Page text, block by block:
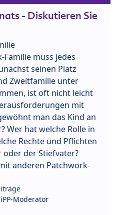
- Diskutieren Sie
muss jedes
seinen Platz
Zweitfamilie unter
ist oft nicht leicht
mit
man das Kind an
Wer hat welche Rolle in
Rechte und Pflichten
der Stiefvater?
anderen Patchwork-
Moderator